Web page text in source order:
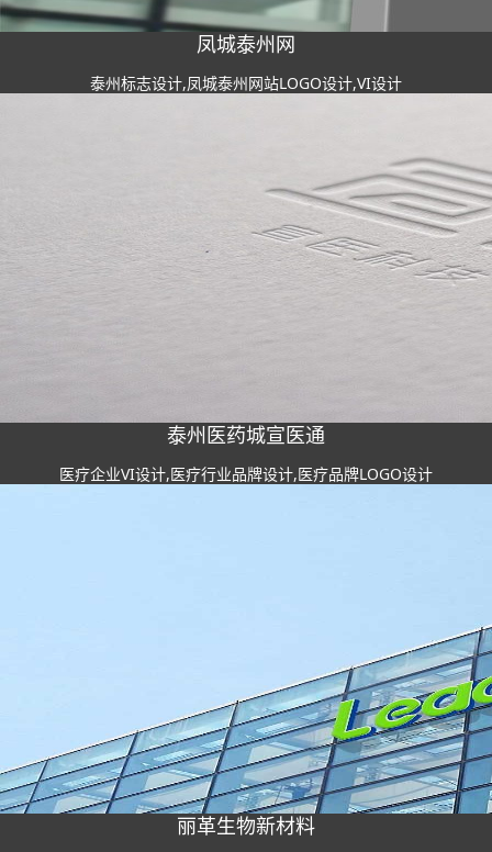
凤城泰州网
泰州标志设计,凤城泰州网站LOGO设计,VI设计
泰州医药城宣医通
医疗企业VI设计,医疗行业品牌设计,医疗品牌LOGO设计
丽革生物新材料